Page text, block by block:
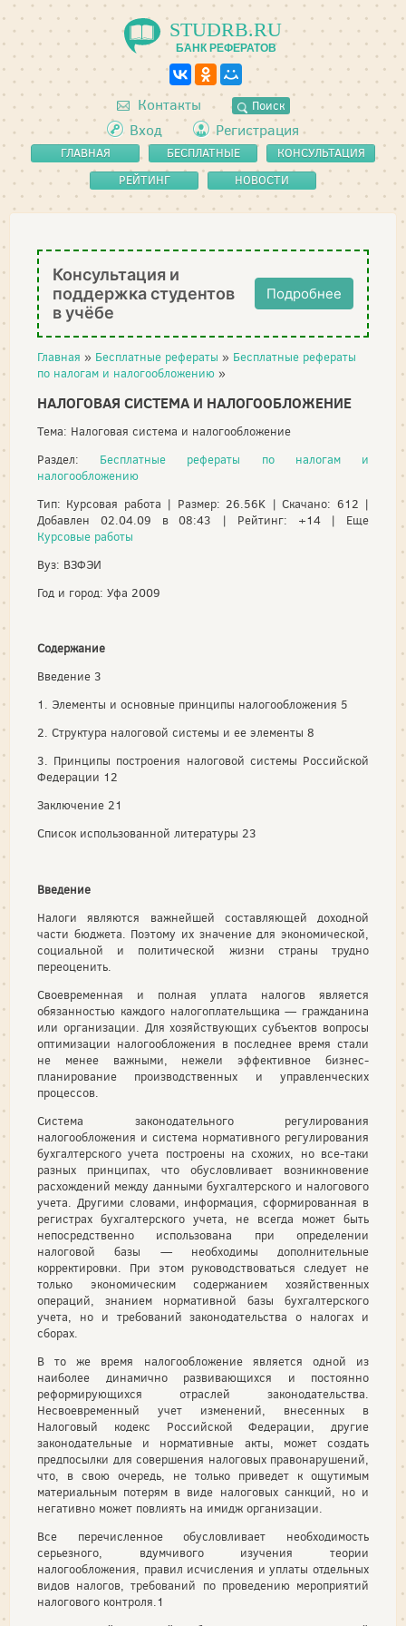
STUDRB.RU
БАНК РЕФЕРАТОВ
Контакты Поиск
Вход Регистрация
ГЛАВНАЯ
БЕСПЛАТНЫЕ
РЕФЕРАТЫ
КОНСУЛЬТАЦИЯ
РЕЙТИНГ
НОВОСТИ
Консультация и
поддержка студентов
в учёбе
Подробнее
Главная » Бесплатные рефераты » Бесплатные рефераты
по налогам и налогообложению »
НАЛОГОВАЯ СИСТЕМА И НАЛОГООБЛОЖЕНИЕ
Тема: Налоговая система и налогообложение
Раздел: Бесплатные рефераты по налогам и
налогообложению
Тип: Курсовая работа | Размер: 26.56K | Скачано: 612 |
Добавлен 02.04.09 в 08:43 | Рейтинг: +14 | Еще
Курсовые работы
Вуз: ВЗФЭИ
Год и город: Уфа 2009
Содержание
Введение 3
1. Элементы и основные принципы налогообложения 5
2. Структура налоговой системы и ее элементы 8
3. Принципы построения налоговой системы Российской
Федерации 12
Заключение 21
Список использованной литературы 23
Введение
Налоги являются важнейшей составляющей доходной
части бюджета. Поэтому их значение для экономической,
социальной и политической жизни страны трудно
переоценить.
Своевременная и полная уплата налогов является
обязанно­стью каждого налогоплательщика — гражданина
или организа­ции. Для хозяйствующих субъектов вопросы
оптимизации нало­гообложения в последнее время стали
не менее важными, неже­ли эффективное бизнес-
планирование производственных и управленческих
процессов.
Система законодательного регулирования
налогообложения и система нормативного регулирования
бухгалтерского учета по­строены на схожих, но все-таки
разных принципах, что обуслов­ливает возникновение
расхождений между данными бухгалтер­ского и налогового
учета. Другими словами, информация, сфор­мированная в
регистрах бухгалтерского учета, не всегда может быть
непосредственно использована при определении
налоговой базы — необходимы дополнительные
корректировки. При этом руководствоваться следует не
только экономическим содержани­ем хозяйственных
операций, знанием нормативной базы бухгал­терского
учета, но и требований законодательства о налогах и
сборах.
В то же время налогообложение является одной из
наиболее динамично развивающихся и постоянно
реформирующихся от­раслей законодательства.
Несвоевременный учет изменений, внесенных в
Налоговый кодекс Российской Федерации, другие
законодательные и нормативные акты, может создать
предпо­сылки для совершения налоговых правонарушений,
что, в свою очередь, не только приведет к ощутимым
материальным потерям в виде налоговых санкций, но и
негативно может повлиять на имидж организации.
Все перечисленное обусловливает необходимость
серьезного, вдумчивого изучения теории
налогообложения, правил исчисления и уплаты отдельных
видов налогов, требований по проведе­нию мероприятий
налогового контроля.1